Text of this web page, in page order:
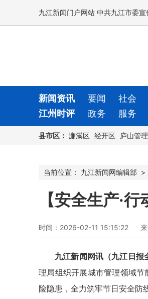
九江新闻门户网站 中共九江市委
新闻资讯 要闻 社会
江州时评
政务 服务
县市区： 濂溪区 经开区 庐山管
当前位置： 九江新闻网编辑部 >
【安全生产·
时间：2026-02-11 15:15:22
九江新闻网讯（九江日报
理局组织开展城市管理领域
险隐患，全力筑牢节日安全防